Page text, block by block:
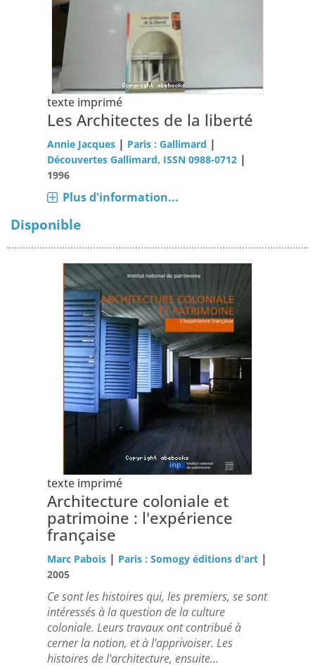
texte imprimé
Les Architectes de la liberté
Annie Jacques | Paris : Gallimard |
Découvertes Gallimard, ISSN 0988-0712 |
1996
Plus d'information...
Disponible
texte imprimé
Architecture coloniale et
patrimoine : l'expérience
française
Marc Pabois | Paris : Somogy éditions d'art |
2005
Ce sont les histoires qui, les premiers, se sont
intéressés à la question de la culture
coloniale. Leurs travaux ont contribué à
cerner la notion, et à l'apprivoiser. Les
histoires de l'architecture, ensuite...